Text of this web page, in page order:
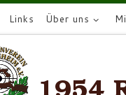
Links Über uns